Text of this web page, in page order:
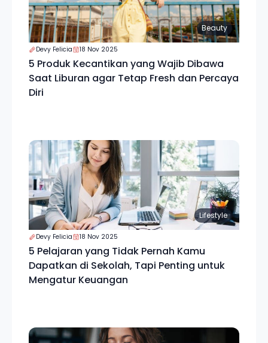
Beauty
Devy Felicia 18 Nov 2025
5 Produk Kecantikan yang Wajib Dibawa
Saat Liburan agar Tetap Fresh dan Percaya
Diri
Lifestyle
Devy Felicia 18 Nov 2025
5 Pelajaran yang Tidak Pernah Kamu
Dapatkan di Sekolah, Tapi Penting untuk
Mengatur Keuangan